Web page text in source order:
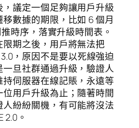
議定一個足夠讓用戶升級
數據的期限，比如 6 個月
時序，落實升級時間表。
期之後，用戶將無法把
3.0，原因不是要以死線強迫
一旦社群通過升級，驗證人
持伺服器在線記賬，永遠等
用戶升級為止；隨著時間
紛紛關機，有可能將沒法
2.0。